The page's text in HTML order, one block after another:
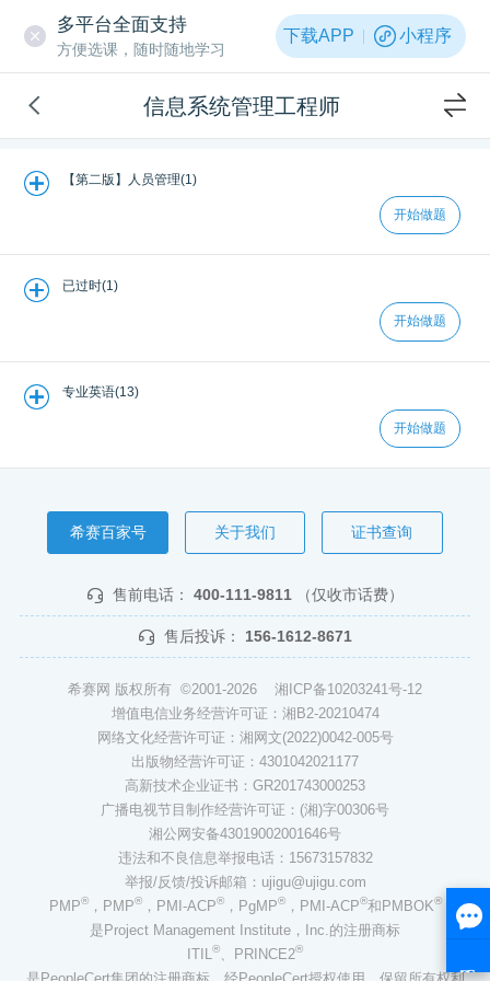
多平台全面支持
方便选课，随时随地学习
下载APP 小程序
信息系统管理工程师
【第二版】人员管理(1)
开始做题
已过时(1)
开始做题
专业英语(13)
开始做题
希赛百家号 关于我们 证书查询
售前电话： 400-111-9811 （仅收市话费）
售后投诉： 156-1612-8671
希赛网 版权所有 ©2001-2026 湘ICP备10203241号-12
增值电信业务经营许可证：湘B2-20210474
网络文化经营许可证：湘网文(2022)0042-005号
出版物经营许可证：4301042021177
高新技术企业证书：GR201743000253
广播电视节目制作经营许可证：(湘)字00306号
湘公网安备43019002001646号
违法和不良信息举报电话：15673157832
举报/反馈/投诉邮箱：ujigu@ujigu.com
PMP®，PMP®，PMI-ACP®，PgMP®，PMI-ACP®和PMBOK®
是Project Management Institute，Inc.的注册商标
ITIL ® 、PRINCE2®